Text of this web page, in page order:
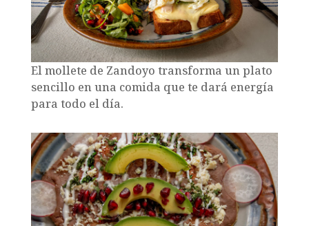
El mollete de Zandoyo transforma un plato
sencillo en una comida que te dará energía
para todo el día.